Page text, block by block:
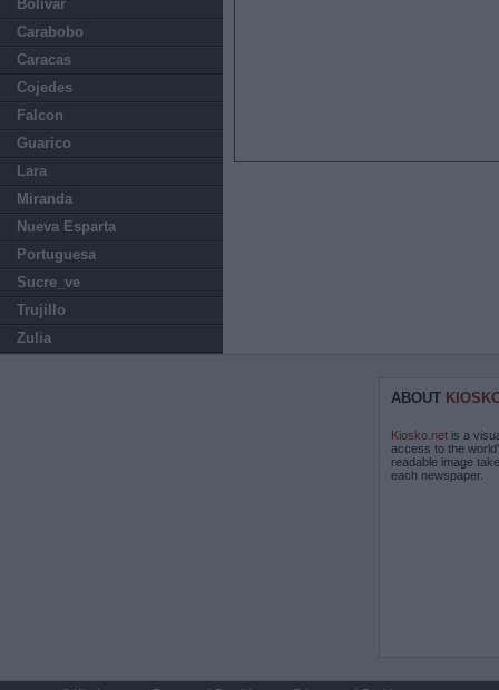
Bolivar
Carabobo
Caracas
Cojedes
Falcon
Guarico
Lara
Miranda
Nueva Esparta
Portuguesa
Sucre_ve
Trujillo
Zulia
ABOUT
Kiosko.net is a
access to the
readable image
each newspaper.